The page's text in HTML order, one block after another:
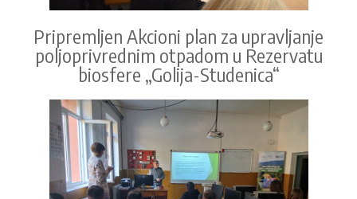
Pripremljen Akcioni plan za upravljanje
poljoprivrednim otpadom u Rezervatu
biosfere „Golija-Studenica“